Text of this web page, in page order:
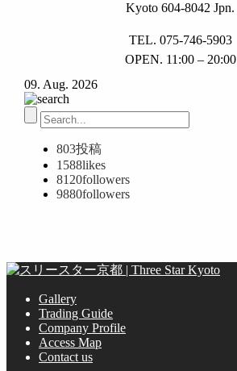
Kyoto 604-8042 Jpn.
TEL. 075-746-5903
OPEN. 11:00 – 20:00
09. Aug. 2026
803投稿
1588likes
8120followers
9880followers
Gallery
Trading Guide
Company Profile
Access Map
Contact us